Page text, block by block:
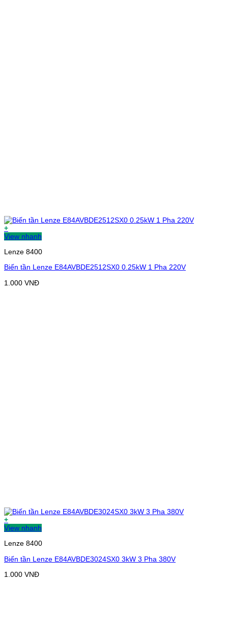
+
View nhanh
Lenze 8400
Biến tần Lenze E84AVBDE2512SX0 0.25kW 1 Pha 220V
1.000 VNĐ
+
View nhanh
Lenze 8400
Biến tần Lenze E84AVBDE3024SX0 3kW 3 Pha 380V
1.000 VNĐ